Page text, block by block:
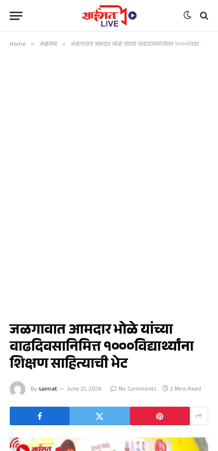
Home » जळगाव » जळगावात आमदार भोळे यांच्या वाढदिवसानिमित्त १०००विद्यार्थ्यांना शिक्षण साहित्याची भेट
जळगावात आमदार भोळे यांच्या
वाढदिवसानिमित्त १०००विद्यार्थ्यांना
शिक्षण साहित्याची भेट
By saimat June 21, 2026 No Comments 2 Mins Read